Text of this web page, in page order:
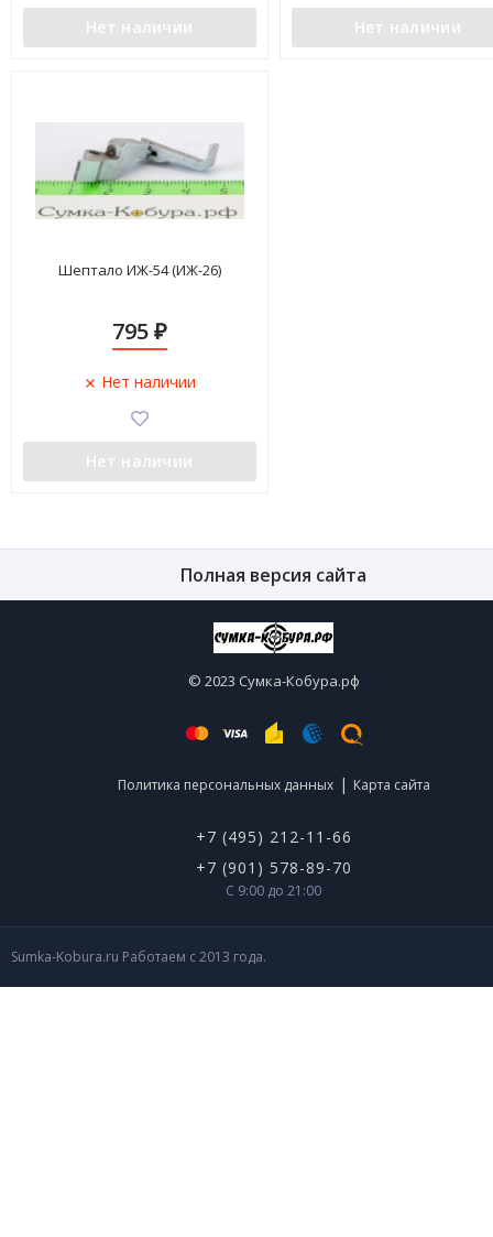
Нет наличии Нет наличии
Шептало ИЖ-54 (ИЖ-26)
795 ₽
Нет наличии
Нет наличии
Полная версия сайта
© 2023 Сумка-Кобура.рф
Политика персональных данных | Карта сайта
+7 (495) 212-11-66
+7 (901) 578-89-70
С 9:00 до 21:00
Sumka-Kobura.ru Работаем с 2013 года.